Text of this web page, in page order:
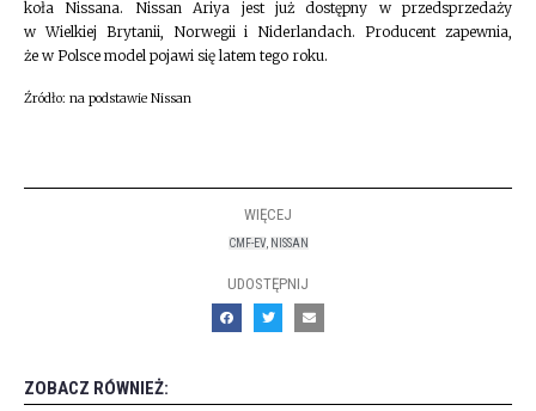
koła Nissana. Nissan Ariya jest już dostępny w przedsprzedaży
w Wielkiej Brytanii, Norwegii i Niderlandach. Producent zapewnia,
że w Polsce model pojawi się latem tego roku.
Źródło: na podstawie Nissan
WIĘCEJ
CMF-EV, NISSAN
UDOSTĘPNIJ
ZOBACZ RÓWNIEŻ: